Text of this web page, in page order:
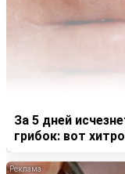
За 5 дней
грибок: вот